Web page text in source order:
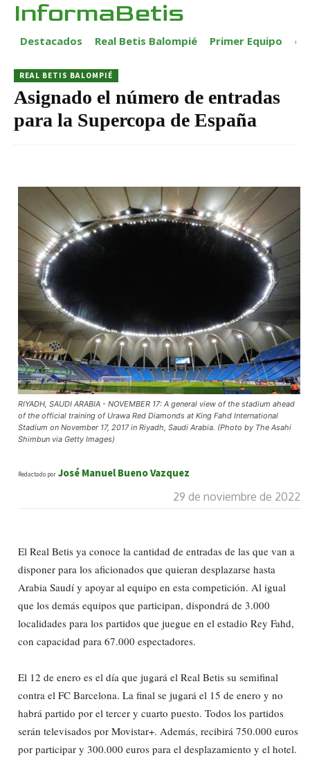
InformaBetis
Destacados Real Betis Balompié Primer Equipo
REAL BETIS BALOMPIÉ
Asignado el número de entradas
para la Supercopa de España
RIYADH, SAUDI ARABIA - NOVEMBER 17: A general view of the stadium ahead
of the official training of Urawa Red Diamonds at King Fahd International
Stadium on November 17, 2017 in Riyadh, Saudi Arabia. (Photo by The Asahi
Shimbun via Getty Images)
Redactado por José Manuel Bueno Vazquez
29 de noviembre de 2022
El Real Betis ya conoce la cantidad de entradas de las que van a
disponer para los aficionados que quieran desplazarse hasta
Arabia Saudí y apoyar al equipo en esta competición. Al igual
que los demás equipos que participan, dispondrá de 3.000
localidades para los partidos que juegue en el estadio Rey Fahd,
con capacidad para 67.000 espectadores.
El 12 de enero es el día que jugará el Real Betis su semifinal
contra el FC Barcelona. La final se jugará el 15 de enero y no
habrá partido por el tercer y cuarto puesto. Todos los partidos
serán televisados por Movistar+. Además, recibirá 750.000 euros
por participar y 300.000 euros para el desplazamiento y el hotel.